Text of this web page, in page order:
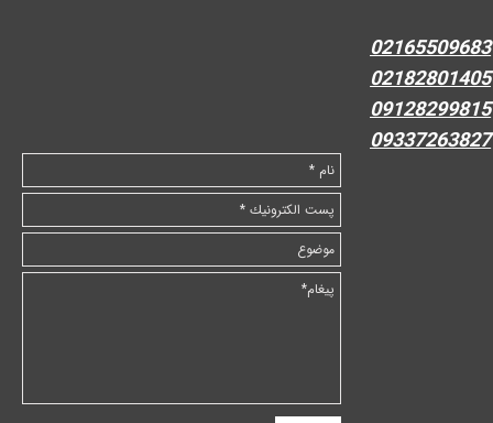
02165509683
02182801405
09128299815
09337263827